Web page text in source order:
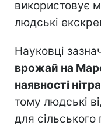
використовує
людські
Науковці
врожай на
наявності
тому людські
для